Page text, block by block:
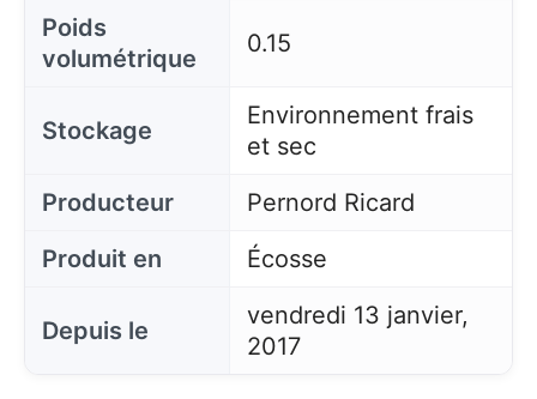
Poids
volumétrique
0.15
Stockage
Environnement frais
et sec
Producteur
Pernord Ricard
Produit en
Écosse
Depuis le
vendredi 13 janvier,
2017